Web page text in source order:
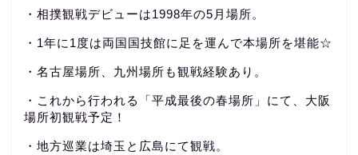
・相撲観戦デビューは1998年の5月場所。
・1年に1度は両国国技館に足を運んで本場所を堪能☆
・名古屋場所、九州場所も観戦経験あり。
・これから行われる「平成最後の春場所」にて、大阪
場所初観戦予定！
・地方巡業は埼玉と広島にて観戦。